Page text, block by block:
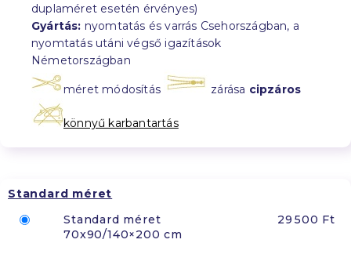
duplaméret esetén érvényes)
Gyártás: nyomtatás és varrás Csehországban, a
nyomtatás utáni végső igazítások
Németországban
méret módosítás zárása cipzáros
könnyű karbantartás
Standard méret
Standard méret
70x90/140×200 cm
29 500 Ft